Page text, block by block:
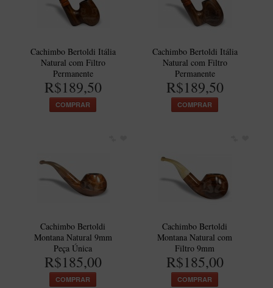
Suporte Churchwarden
Suporte para 2 Cachimbos
Suporte Redondo
Suporte Retangular
CACHIMBOS ARTESANAIS BRASILEIROS
Cachimbos com Anel
Elite Nº 2
Elite Polido
Itália Encerado
Maestro Nacional
Maestro Nacional Encerado
Cachimbo Bertoldi Itália
Natural com Filtro
Permanente
R$189,50
COMPRAR
Cachimbo Bertoldi Itália
Natural com Filtro
Permanente
R$189,50
COMPRAR
Cachimbo Bertoldi
Montana Natural 9mm
Peça Única
R$185,00
COMPRAR
Cachimbo Bertoldi
Montana Natural com
Filtro 9mm
R$185,00
COMPRAR